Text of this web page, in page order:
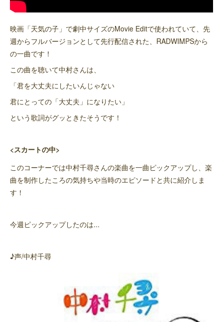
映画「天気の子」で劇中サイズのMovie Editで使われていて、先
週からフルバージョンとして先行配信された、RADWIMPSから
の一曲です！
この曲を聴いて中村さんは、
「君を大丈夫にしたいんじゃない
君にとっての「大丈夫」になりたい」
という歌詞がグッときたそうです！
<スカートの中>
このコーナーでは中村千尋さんの楽曲を一曲ピックアップし、楽
曲を制作したころの気持ちや当時のエピソードと共に紹介しま
す！
今週ピックアップしたのは...
♪声/中村千尋